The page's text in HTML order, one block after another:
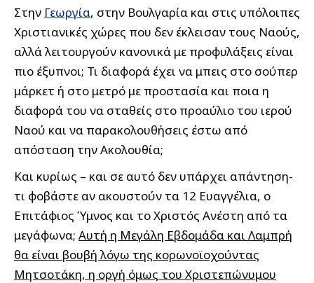
Στην Γεωργία, στην Βουλγαρία και στις υπόλοιπες
Χριστιανικές χώρες που δεν έκλεισαν τους Ναούς,
αλλά λειτουργούν κανονικά με προφυλάξεις είναι
πιο έξυπνοι; Τι διαφορά έχει να μπεις στο σούπερ
μάρκετ ή στο μετρό με προστασία και ποια η
διαφορά του να σταθείς στο προαύλιο του ιερού
Ναού και να παρακολουθήσεις έστω από
απόσταση την Ακολουθία;
Και κυρίως – και σε αυτό δεν υπάρχει απάντηση-
τι φοβάστε αν ακουστούν τα 12 Ευαγγέλια, ο
Επιτάφιος Ύμνος και το Χριστός Ανέστη από τα
μεγάφωνα; Αυτή η Μεγάλη Εβδομάδα και Λαμπρή
θα είναι βουβή λόγω της κορωνοϊοχούντας
Μητσοτάκη, η οργή όμως του Χριστεπώνυμου